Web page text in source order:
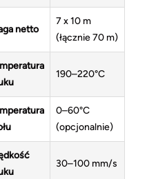
netto
7 x 10 m
(łącznie 70 m)
190–220°C
0–60°C
(opcjonalnie)
30–100 mm/s